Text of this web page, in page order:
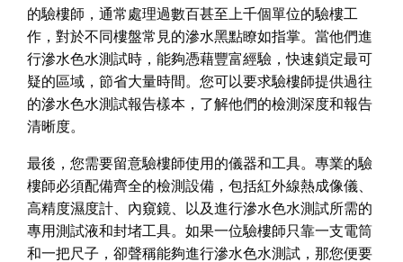
的驗樓師，通常處理過數百甚至上千個單位的驗樓工
作，對於不同樓盤常見的滲水黑點瞭如指掌。當他們進
行滲水色水測試時，能夠憑藉豐富經驗，快速鎖定最可
疑的區域，節省大量時間。您可以要求驗樓師提供過往
的滲水色水測試報告樣本，了解他們的檢測深度和報告
清晰度。
最後，您需要留意驗樓師使用的儀器和工具。專業的驗
樓師必須配備齊全的檢測設備，包括紅外線熱成像儀、
高精度濕度計、內窺鏡、以及進行滲水色水測試所需的
專用測試液和封堵工具。如果一位驗樓師只靠一支電筒
和一把尺子，卻聲稱能夠進行滲水色水測試，那您便要